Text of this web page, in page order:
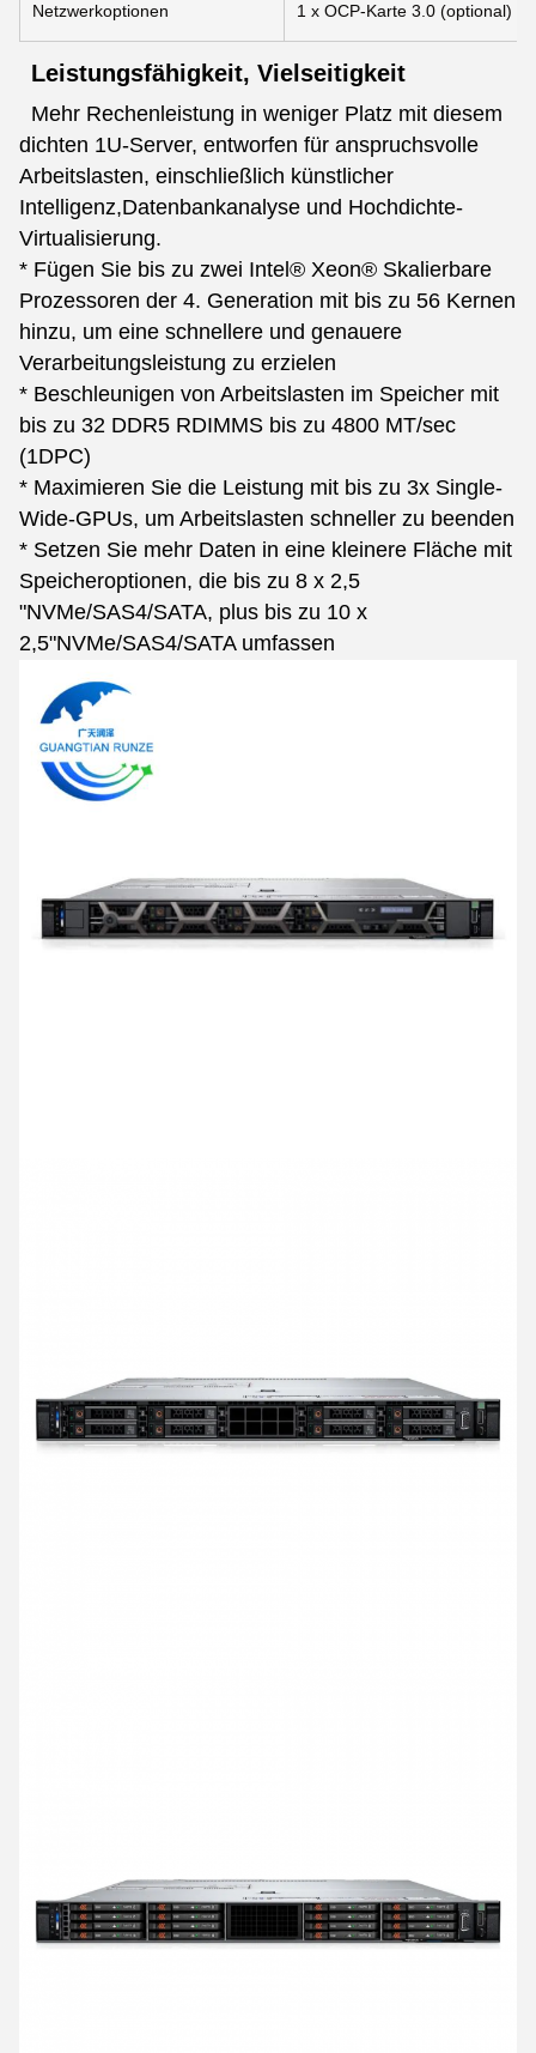
Netzwerkoptionen 1 x OCP-Karte 3.0 (optional)
Leistungsfähigkeit, Vielseitigkeit
Mehr Rechenleistung in weniger Platz mit diesem
dichten 1U-Server, entworfen für anspruchsvolle
Arbeitslasten, einschließlich künstlicher
Intelligenz,Datenbankanalyse und Hochdichte-
Virtualisierung.
* Fügen Sie bis zu zwei Intel® Xeon® Skalierbare
Prozessoren der 4. Generation mit bis zu 56 Kernen
hinzu, um eine schnellere und genauere
Verarbeitungsleistung zu erzielen
* Beschleunigen von Arbeitslasten im Speicher mit
bis zu 32 DDR5 RDIMMS bis zu 4800 MT/sec
(1DPC)
* Maximieren Sie die Leistung mit bis zu 3x Single-
Wide-GPUs, um Arbeitslasten schneller zu beenden
* Setzen Sie mehr Daten in eine kleinere Fläche mit
Speicheroptionen, die bis zu 8 x 2,5
"NVMe/SAS4/SATA, plus bis zu 10 x
2,5"NVMe/SAS4/SATA umfassen